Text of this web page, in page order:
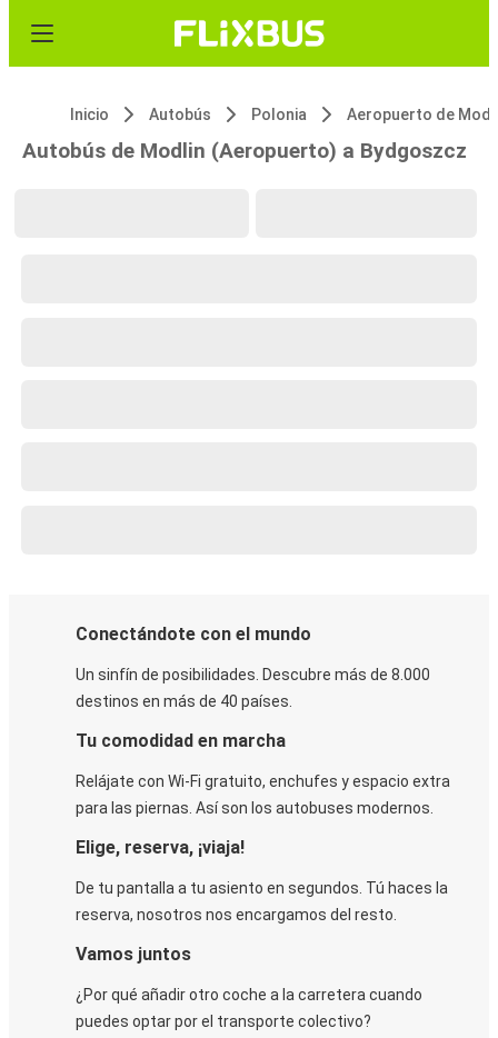
Inicio Autobús Polonia Aeropuerto de
Autobús de Modlin (Aeropuerto) a Bydgoszcz
Conectándote con el mundo
Un sinfín de posibilidades. Descubre más de 8.000
destinos en más de 40 países.
Tu comodidad en marcha
Relájate con Wi-Fi gratuito, enchufes y espacio extra
para las piernas. Así son los autobuses modernos.
Elige, reserva, ¡viaja!
De tu pantalla a tu asiento en segundos. Tú haces la
reserva, nosotros nos encargamos del resto.
Vamos juntos
¿Por qué añadir otro coche a la carretera cuando
puedes optar por el transporte colectivo?